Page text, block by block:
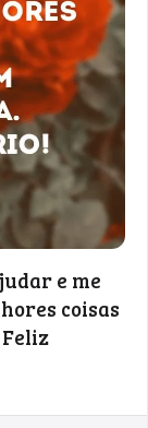
e me
coisas